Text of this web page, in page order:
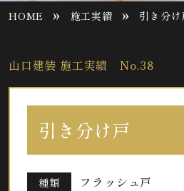
HOME » 施工実績 » 引き分け
山口建装 施工実績 No.38
引き分け戸
種類 フラッシュ戸